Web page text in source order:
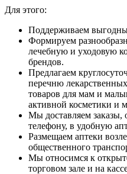
Для этого:
Поддерживаем
Формируем
лечебную и уходовую
брендов.
Предлагаем
перечню
товаров для мам и
активной косметики и
Мы доставляем заказы,
телефону, в удобную
Размещаем аптеки
общественного
Мы относимся к
торговом зале и на